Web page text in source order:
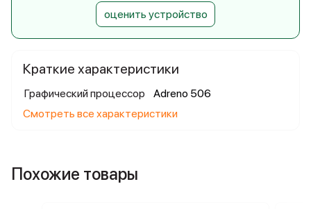
Краткие характеристики
Графический процессор
Adreno 506
Смотреть все характеристики
оценить устройство
Похожие товары